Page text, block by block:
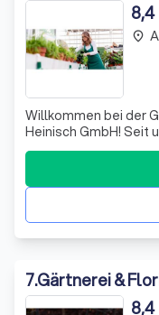
8,4
Willkommen bei der
Heinisch GmbH! Seit
Werner Heinisch
Generation führen
engagiertes Team,
place
7.Gärtnerei &
8,4